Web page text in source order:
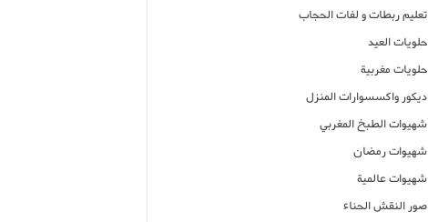
تعليم ربطات و لفات الحجاب
حلويات العيد
حلويات مغربية
ديكور واكسسوارات المنزل
شهيوات الطبخ المغربي
شهيوات رمضان
شهيوات عالمية
صور النقش الحناء